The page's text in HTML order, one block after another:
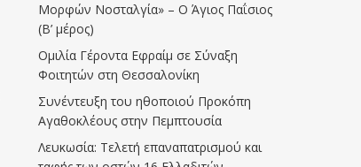
Μορφών Νοσταλγία» – Ο Άγιος Παΐσιος
(Β’ μέρος)
Ομιλία Γέροντα Εφραίμ σε Σύναξη
Φοιτητών στη Θεσσαλονίκη
Συνέντευξη του ηθοποιού Προκόπη
Αγαθοκλέους στην Πεμπτουσία
Λευκωσία: Τελετή επαναπατρισμού και